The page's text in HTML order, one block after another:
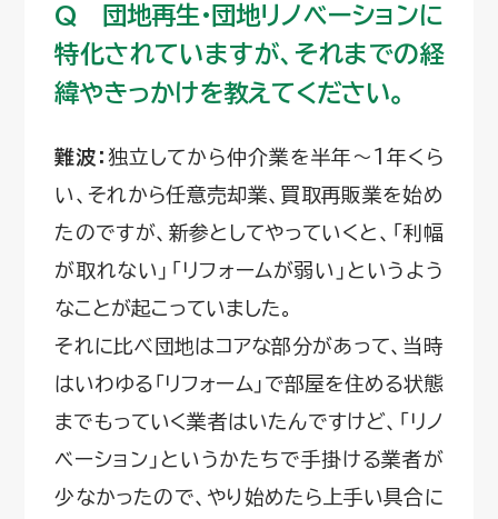
Q 団地再生·団地リノベーションに
特化されていますが、それまでの経
緯やきっかけを教えてください。
難波： 独立してから仲介業を半年～1年くら
い、それから任意売却業、買取再販業を始め
たのですが、新参としてやっていくと、「利幅
が取れない」「リフォームが弱い」というよう
なことが起こっていました。
それに比べ団地はコアな部分があって、当時
はいわゆる「リフォーム」で部屋を住める状態
までもっていく業者はいたんですけど、「リノ
ベーション」というかたちで手掛ける業者が
少なかったので、やり始めたら上手い具合に